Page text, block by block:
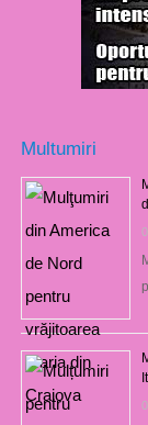
Multumiri